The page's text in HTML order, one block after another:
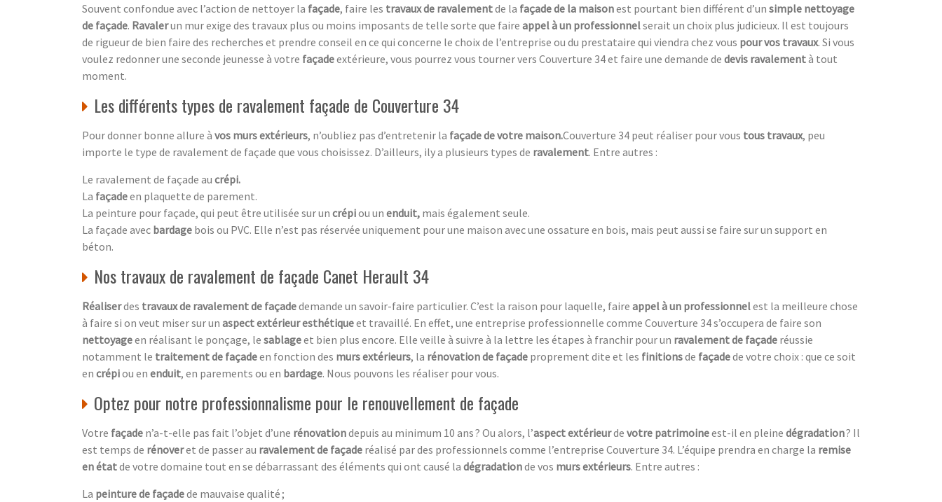
Souvent confondue avec l’action de nettoyer la façade, faire les travaux de ravalementde la façade de la maisonest pourtant bien différent d’un simple nettoyage
de façade. Ravalerun mur exige des travaux plus ou moins imposants de telle sorte que faire appel à un professionnelserait un choix plus judicieux. Il est toujours
de rigueur de bien faire des recherches et prendre conseil en ce qui concerne le choix de l’entreprise ou du prestataire qui viendra chez vous pour vos travaux. Si vous
voulez redonner une seconde jeunesse à votre façadeextérieure, vous pourrez vous tourner vers Couverture 34 et faire une demande de devis ravalementà tout
moment.
Les différents types de ravalement façade de Couverture 34
Pour donner bonne allure à vos murs extérieurs, n’oubliez pas d’entretenir la façade de votre maison.Couverture 34 peut réaliser pour vous tous travaux, peu
importe le type de ravalement de façade que vous choisissez. D’ailleurs, ily a plusieurs types de ravalement. Entre autres :
Le ravalement de façade au crépi.
La façadeen plaquette de parement.
La peinture pour façade, qui peut être utilisée sur un crépiou un enduit, mais également seule.
La façade avec bardage bois ou PVC. Elle n’est pas réservée uniquement pour une maison avec une ossature en bois, mais peut aussi se faire sur un support en
béton.
Nos travaux de ravalement de façade Canet Herault 34
Réaliserdes travaux de ravalement de façadedemande un savoir-faire particulier. C’est la raison pour laquelle, faire appel à un professionnelest la meilleure chose
à faire si on veut miser sur un aspect extérieur esthétiqueet travaillé. En effet, une entreprise professionnelle comme Couverture 34 s’occupera de faire son
nettoyageen réalisant le ponçage, le sablageet bien plus encore. Elle veille à suivre à la lettre les étapes à franchir pour un ravalement de façade réussie
notamment le traitement de façadeen fonction des murs extérieurs, la rénovation de façade proprement dite et les finitionsde façadede votre choix : que ce soit
en crépiou en enduit, en parements ou en bardage. Nous pouvons les réaliser pour vous.
Optez pour notre professionnalisme pour le renouvellement de façade
Votre façade n’a-t-elle pas fait l’objet d’une rénovationdepuis au minimum 10 ans ? Ou alors, l’aspect extérieurde votre patrimoineest-il en pleine dégradation? Il
est temps de rénoveret de passer au ravalement de façade réalisé par des professionnels comme l’entreprise Couverture 34. L’équipe prendra en charge la remise
en étatde votre domaine tout en se débarrassant des éléments qui ont causé la dégradationde vos murs extérieurs. Entre autres :
La peinture de façadede mauvaise qualité ;